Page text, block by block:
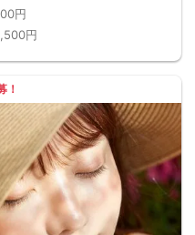
円
円
！